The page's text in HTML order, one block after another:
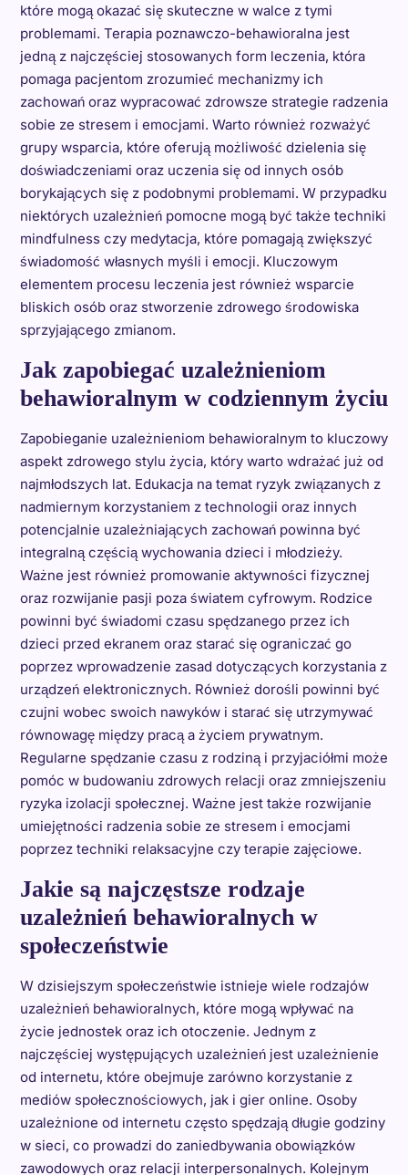
które mogą okazać się skuteczne w walce z tymi
problemami. Terapia poznawczo-behawioralna jest
jedną z najczęściej stosowanych form leczenia, która
pomaga pacjentom zrozumieć mechanizmy ich
zachowań oraz wypracować zdrowsze strategie radzenia
sobie ze stresem i emocjami. Warto również rozważyć
grupy wsparcia, które oferują możliwość dzielenia się
doświadczeniami oraz uczenia się od innych osób
borykających się z podobnymi problemami. W przypadku
niektórych uzależnień pomocne mogą być także techniki
mindfulness czy medytacja, które pomagają zwiększyć
świadomość własnych myśli i emocji. Kluczowym
elementem procesu leczenia jest również wsparcie
bliskich osób oraz stworzenie zdrowego środowiska
sprzyjającego zmianom.
Jak zapobiegać uzależnieniom
behawioralnym w codziennym życiu
Zapobieganie uzależnieniom behawioralnym to kluczowy
aspekt zdrowego stylu życia, który warto wdrażać już od
najmłodszych lat. Edukacja na temat ryzyk związanych z
nadmiernym korzystaniem z technologii oraz innych
potencjalnie uzależniających zachowań powinna być
integralną częścią wychowania dzieci i młodzieży.
Ważne jest również promowanie aktywności fizycznej
oraz rozwijanie pasji poza światem cyfrowym. Rodzice
powinni być świadomi czasu spędzanego przez ich
dzieci przed ekranem oraz starać się ograniczać go
poprzez wprowadzenie zasad dotyczących korzystania z
urządzeń elektronicznych. Również dorośli powinni być
czujni wobec swoich nawyków i starać się utrzymywać
równowagę między pracą a życiem prywatnym.
Regularne spędzanie czasu z rodziną i przyjaciółmi może
pomóc w budowaniu zdrowych relacji oraz zmniejszeniu
ryzyka izolacji społecznej. Ważne jest także rozwijanie
umiejętności radzenia sobie ze stresem i emocjami
poprzez techniki relaksacyjne czy terapie zajęciowe.
Jakie są najczęstsze rodzaje
uzależnień behawioralnych w
społeczeństwie
W dzisiejszym społeczeństwie istnieje wiele rodzajów
uzależnień behawioralnych, które mogą wpływać na
życie jednostek oraz ich otoczenie. Jednym z
najczęściej występujących uzależnień jest uzależnienie
od internetu, które obejmuje zarówno korzystanie z
mediów społecznościowych, jak i gier online. Osoby
uzależnione od internetu często spędzają długie godziny
w sieci, co prowadzi do zaniedbywania obowiązków
zawodowych oraz relacji interpersonalnych. Kolejnym